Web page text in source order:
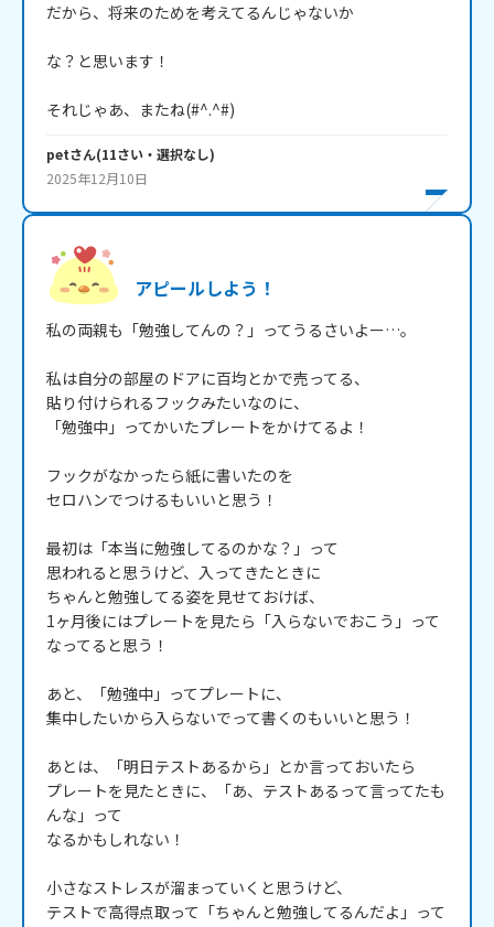
だから、将来のためを考えてるんじゃないか
な？と思います！
それじゃあ、またね(#^.^#)
petさん(11さい・ 選択なし)
2025年12月10日
アピールしよう！
私の両親も「勉強してんの？」ってうるさいよー…。
私は自分の部屋のドアに百均とかで売ってる、
貼り付けられるフックみたいなのに、
「勉強中」ってかいたプレートをかけてるよ！
フックがなかったら紙に書いたのを
セロハンでつけるもいいと思う！
最初は「本当に勉強してるのかな？」って
思われると思うけど、入ってきたときに
ちゃんと勉強してる姿を見せておけば、
1ヶ月後にはプレートを見たら「入らないでおこう」って
なってると思う！
あと、「勉強中」ってプレートに、
集中したいから入らないでって書くのもいいと思う！
あとは、「明日テストあるから」とか言っておいたら
プレートを見たときに、「あ、テストあるって言ってたも
んな」って
なるかもしれない！
小さなストレスが溜まっていくと思うけど、
テストで高得点取って「ちゃんと勉強してるんだよ」って